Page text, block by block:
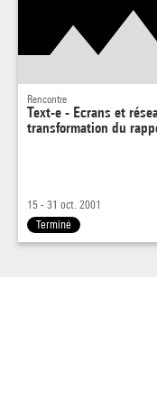
Rencontre
Text-e - Ecrans et
transformation du
15 - 31 oct. 2001
Terminé